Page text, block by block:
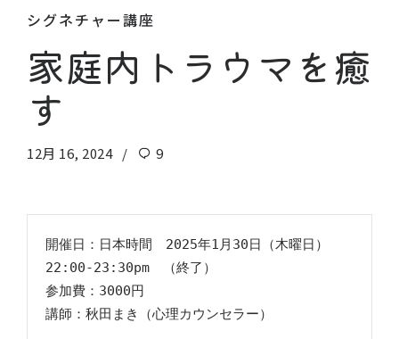
シグネチャー講座
家庭内トラウマを癒
す
12月 16, 2024 9
開催日：日本時間　2025年1月30日（木曜日）